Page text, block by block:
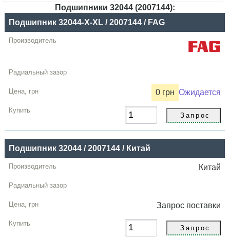
Подшипники 32044 (2007144):
Название
Производитель
зазор
Цена,
Подшипник 32044-X-XL / 2007144 / FAG
0 грн Ожидается
Подшипник 32044 / 2007144 / Китай
Китай
Запрос поставки